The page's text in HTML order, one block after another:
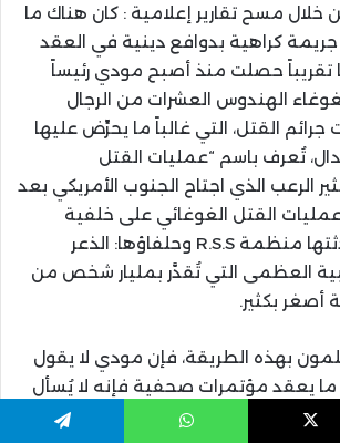
خلال مسح تقارير إعلامية : كان هناك ما
جريمة كراهية بدوافع دينية في العقد
حصلت منذ أصبح مودي رئيساً
الهندوس العشرات من الرجال
القتل، التي غالباً ما يحرِّض عليها
تُعرف باسم “عمليات القتل
الرعب الذي اجتاح الجنوب الأمريكي بعد
عمليات القتل الغوغائي على خلفية
الهستيريا التي أحدثتها منظمة R.S.S وحلفاؤها: الذعر
العظمى التي تُقدَّر بمليار شخص من
أصغر بكثير.
بهذه الطريقة، فإن مودي لا يقول
ما يعقد مؤتمرات صحفية فإنه لا يُسأل
غالباً ما يُحَيُّون القتلة. في يونيو